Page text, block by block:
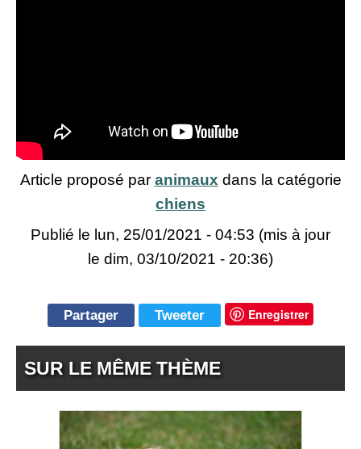
Article proposé par animaux dans la catégorie
chiens
Publié le lun, 25/01/2021 - 04:53 (mis à jour
le dim, 03/10/2021 - 20:36)
Partager Tweeter Enregistrer
SUR LE MÊME THÈME